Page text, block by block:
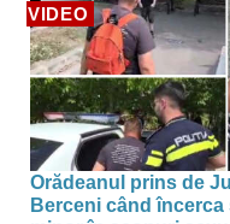
VIDEO
Orădeanul prins de
Berceni când încerca